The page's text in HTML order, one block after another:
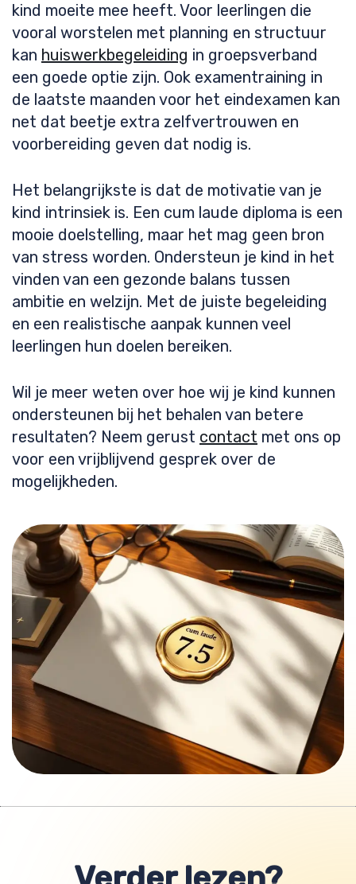
kind moeite mee heeft. Voor leerlingen die
vooral worstelen met planning en structuur
kan huiswerkbegeleiding in groepsverband
een goede optie zijn. Ook examentraining in
de laatste maanden voor het eindexamen kan
net dat beetje extra zelfvertrouwen en
voorbereiding geven dat nodig is.
Het belangrijkste is dat de motivatie van je
kind intrinsiek is. Een cum laude diploma is een
mooie doelstelling, maar het mag geen bron
van stress worden. Ondersteun je kind in het
vinden van een gezonde balans tussen
ambitie en welzijn. Met de juiste begeleiding
en een realistische aanpak kunnen veel
leerlingen hun doelen bereiken.
Wil je meer weten over hoe wij je kind kunnen
ondersteunen bij het behalen van betere
resultaten? Neem gerust contact met ons op
voor een vrijblijvend gesprek over de
mogelijkheden.